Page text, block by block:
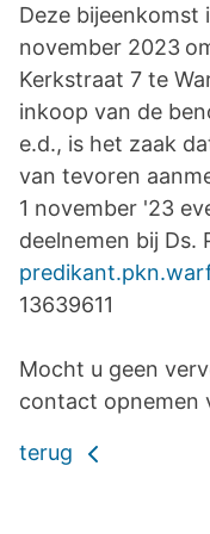
Deze bijeenkomst
november 2023
Kerkstraat 7 te
inkoop van de
e.d., is het zaak
van tevoren
1 november '23
deelnemen bij Ds.
13639611
Mocht u geen
contact opnemen
terug